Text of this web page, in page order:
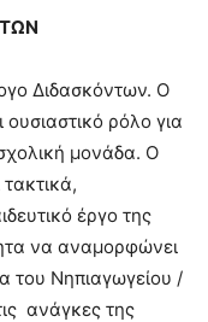
Διδασκόντων. Ο
ρόλο για
μονάδα. Ο
έργο της
να αναμορφώνει
του Νηπιαγωγείου /
ανάγκες της